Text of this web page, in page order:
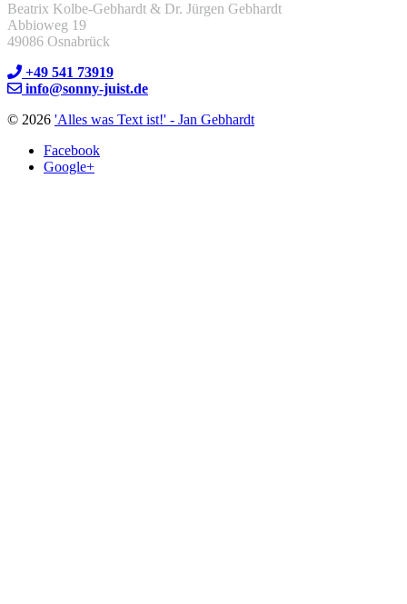
Beatrix Kolbe-Gebhardt & Dr. Jürgen Gebhardt
Abbioweg 19
49086 Osnabrück
+49 541 73919
info@sonny-juist.de
© 2026 'Alles was Text ist!' - Jan Gebhardt
Facebook
Google+